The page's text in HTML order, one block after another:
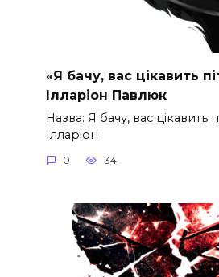
«Я бачу, вас цікавить
Ілларіон Павлюк
Назва: Я бачу, вас цікавить
Ілларіон
0 34